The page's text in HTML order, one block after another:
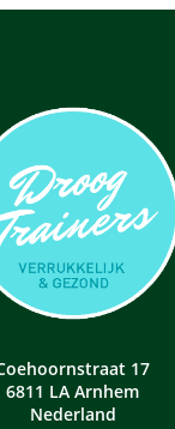
17
6811 LA Arnhem
Nederland